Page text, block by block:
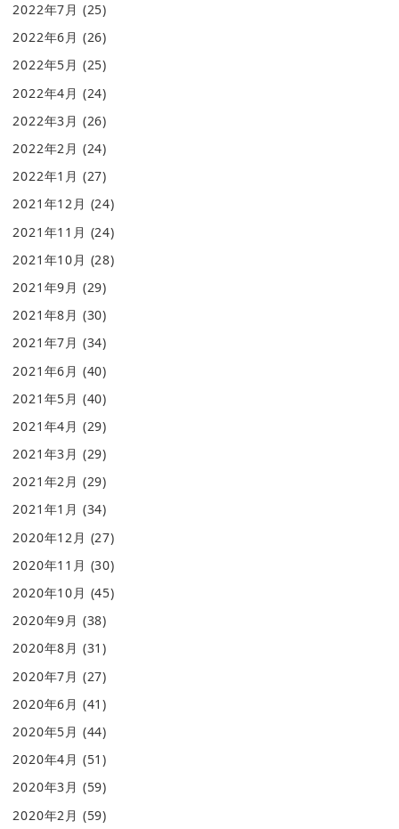
2022年7月 (25)
2022年6月 (26)
2022年5月 (25)
2022年4月 (24)
2022年3月 (26)
2022年2月 (24)
2022年1月 (27)
2021年12月 (24)
2021年11月 (24)
2021年10月 (28)
2021年9月 (29)
2021年8月 (30)
2021年7月 (34)
2021年6月 (40)
2021年5月 (40)
2021年4月 (29)
2021年3月 (29)
2021年2月 (29)
2021年1月 (34)
2020年12月 (27)
2020年11月 (30)
2020年10月 (45)
2020年9月 (38)
2020年8月 (31)
2020年7月 (27)
2020年6月 (41)
2020年5月 (44)
2020年4月 (51)
2020年3月 (59)
2020年2月 (59)